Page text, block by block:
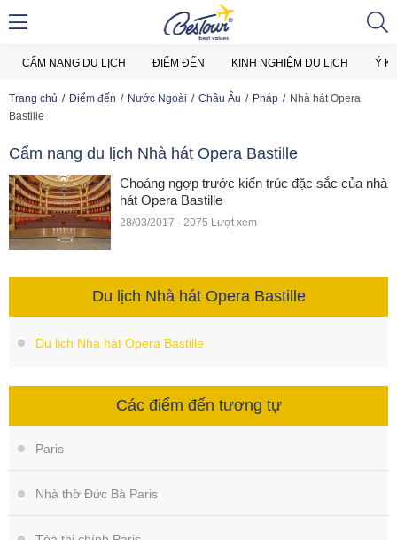
CẨM NANG DU LỊCH ĐIỂM ĐẾN KINH NGHIỆM DU LỊCH Ý
Trang chủ Điểm đến Nước Ngoài Châu Âu Pháp
Nhà hát Opera
Bastille
Cẩm nang du lịch Nhà hát Opera Bastille
Choáng ngợp trước kiến trúc đặc sắc của nhà
hát Opera Bastille
28/03/2017 - 2075 Lượt xem
Du lịch Nhà hát Opera Bastille
Du lịch Nhà hát Opera Bastille
Các điểm đến tương tự
Paris
Nhà thờ Đức Bà Paris